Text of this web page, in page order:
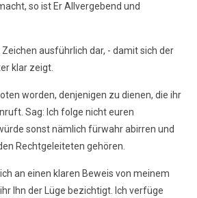
so ist Er Allvergebend und
Zeichen ausführlich dar, - damit sich der
klar zeigt.
worden, denjenigen zu dienen, die ihr
Sag: Ich folge nicht euren
sonst nämlich fürwahr abirren und
Rechtgeleiteten gehören.
an einen klaren Beweis von meinem
Ihn der Lüge bezichtigt. Ich verfüge